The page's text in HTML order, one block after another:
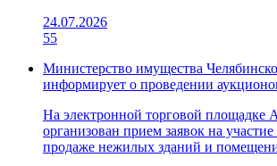
24.07.2026
55
Министерство имущества
информирует о проведении
На электронной торговой
организован прием заявок на
продаже нежилых зданий и